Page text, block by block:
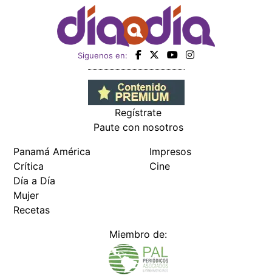
Siguenos en:
Regístrate
Paute con nosotros
Panamá América
Crítica
Día a Día
Mujer
Recetas
Impresos
Cine
Miembro de: